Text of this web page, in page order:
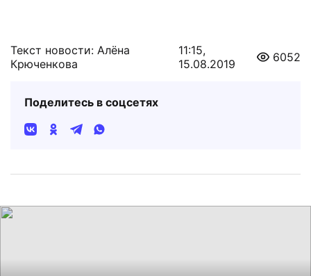
Текст новости: Алёна
Крюченкова
11:15,
15.08.2019
6052
Поделитесь в соцсетях